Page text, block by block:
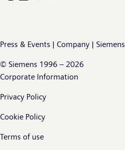
Press & Events | Company | Siemens
© Siemens 1996 – 2026
Corporate Information
Privacy Policy
Cookie Policy
Terms of use